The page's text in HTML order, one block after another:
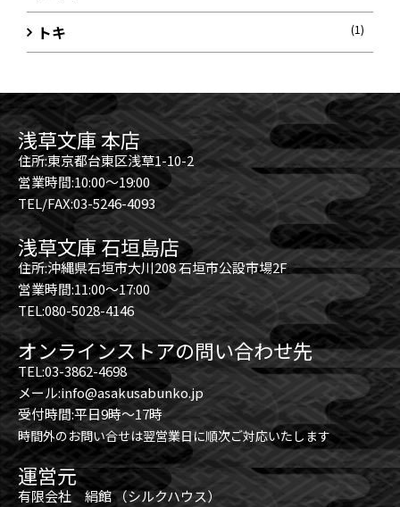
トキ (1)
浅草文庫 本店
住所:東京都台東区浅草1-10-2
営業時間:10:00～19:00
TEL/FAX:03-5246-4093
浅草文庫 石垣島店
住所:沖縄県石垣市大川208 石垣市公設市場2F
営業時間:11:00～17:00
TEL:080-5028-4146
オンラインストアの問い合わせ先
TEL:03-3862-4698
メール:info@asakusabunko.jp
受付時間:平日9時～17時
時間外のお問い合せは翌営業日に順次ご対応いたします
運営元
有限会社 絹館 （シルクハウス）